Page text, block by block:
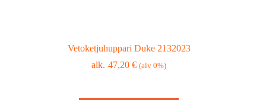
Vetoketjuhuppari Duke 2132023
47,20€ (alv 0%)